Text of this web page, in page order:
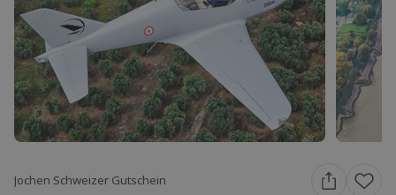
Jochen Schweizer Gutschein